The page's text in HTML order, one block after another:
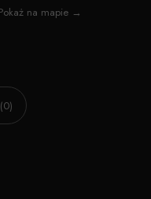
na mapie →